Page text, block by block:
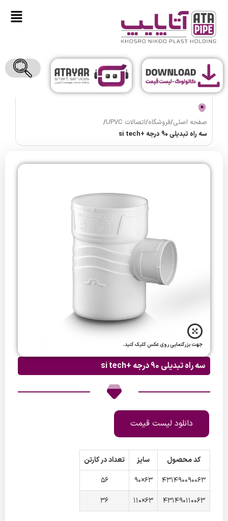
صفحه اصلی/فروشگاه/اتصالات UPVC
/
سه راه تبدیلی 90 درجه +si tech
سه راه تبدیلی 90 درجه +si tech
دانلود لیست قیمت
کد محصول سایز
تعداد در کارتن
431490090063
63×90
56
431490110063
63×110
36
جهت بزرگنمایی روی عکس کلیک کنید.